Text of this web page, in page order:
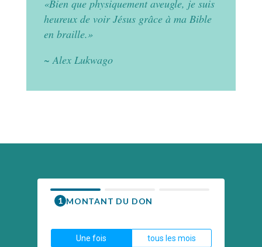
«Bien que physiquement aveugle, je suis
heureux de voir Jésus grâce à ma Bible
en braille.»
~ Alex Lukwago